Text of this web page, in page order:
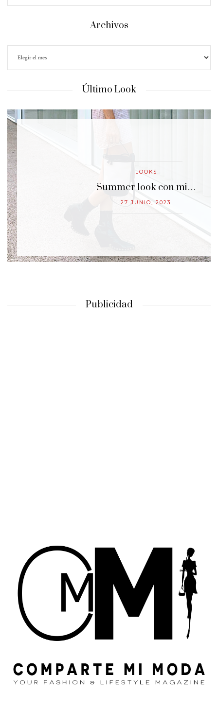
Archivos
Último Look
LOOKS
Summer look con mi…
27 JUNIO, 2023
Publicidad